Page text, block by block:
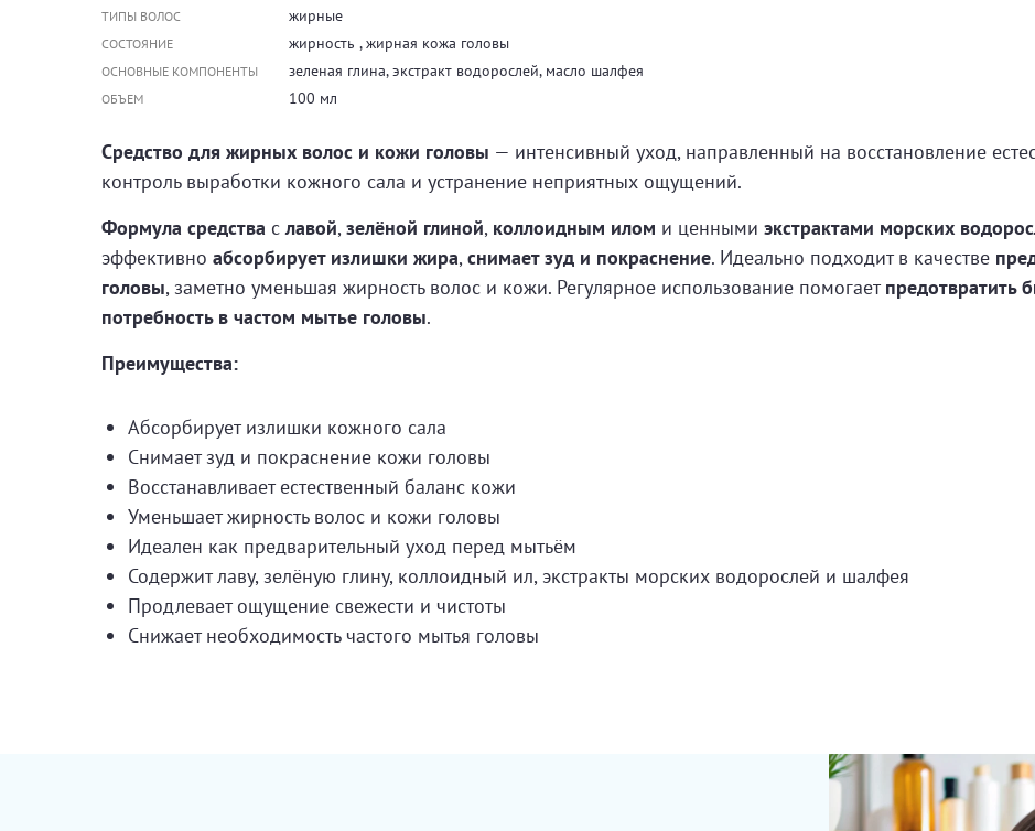
ТИПЫ ВОЛОС жирные
СОСТОЯНИЕ жирность , жирная кожа головы
ОСНОВНЫЕ КОМПОНЕНТЫ зеленая глина, экстракт водорослей, масло шалфея
ОБЪЕМ 100 мл
Средство для жирных волос и кожи головы — интенсивный уход, направленный на восстановление
контроль выработки кожного сала и устранение неприятных ощущений.
Формула средства славой,зелёной глиной, коллоидным илом и ценными экстрактами морских
эффективно абсорбирует излишки жира,снимает зуд и покраснение. Идеально подходит в качестве
головы, заметно уменьшая жирность волос и кожи. Регулярное использование помогаетпредотвратить
потребность в частом мытье головы.
Преимущества:
Абсорбирует излишки кожного сала
Снимает зуд и покраснение кожи головы
Восстанавливает естественный баланс кожи
Уменьшает жирность волос и кожи головы
Идеален как предварительный уход перед мытьём
Содержит лаву, зелёную глину, коллоидный ил, экстракты морских водорослей и шалфея
Продлевает ощущение свежести и чистоты
Снижает необходимость частого мытья головы